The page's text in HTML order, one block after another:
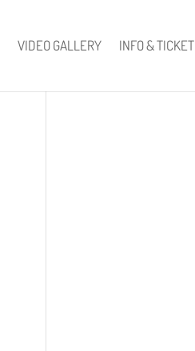
VIDEO GALLERY INFO & TICKET